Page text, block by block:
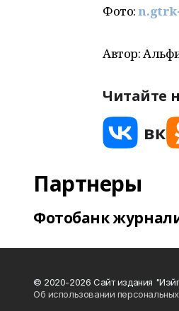
Фото:
Автор:
Читайте
Партнеры
Фотобанк
© 2020-2026 Сайт издания
Об использовании